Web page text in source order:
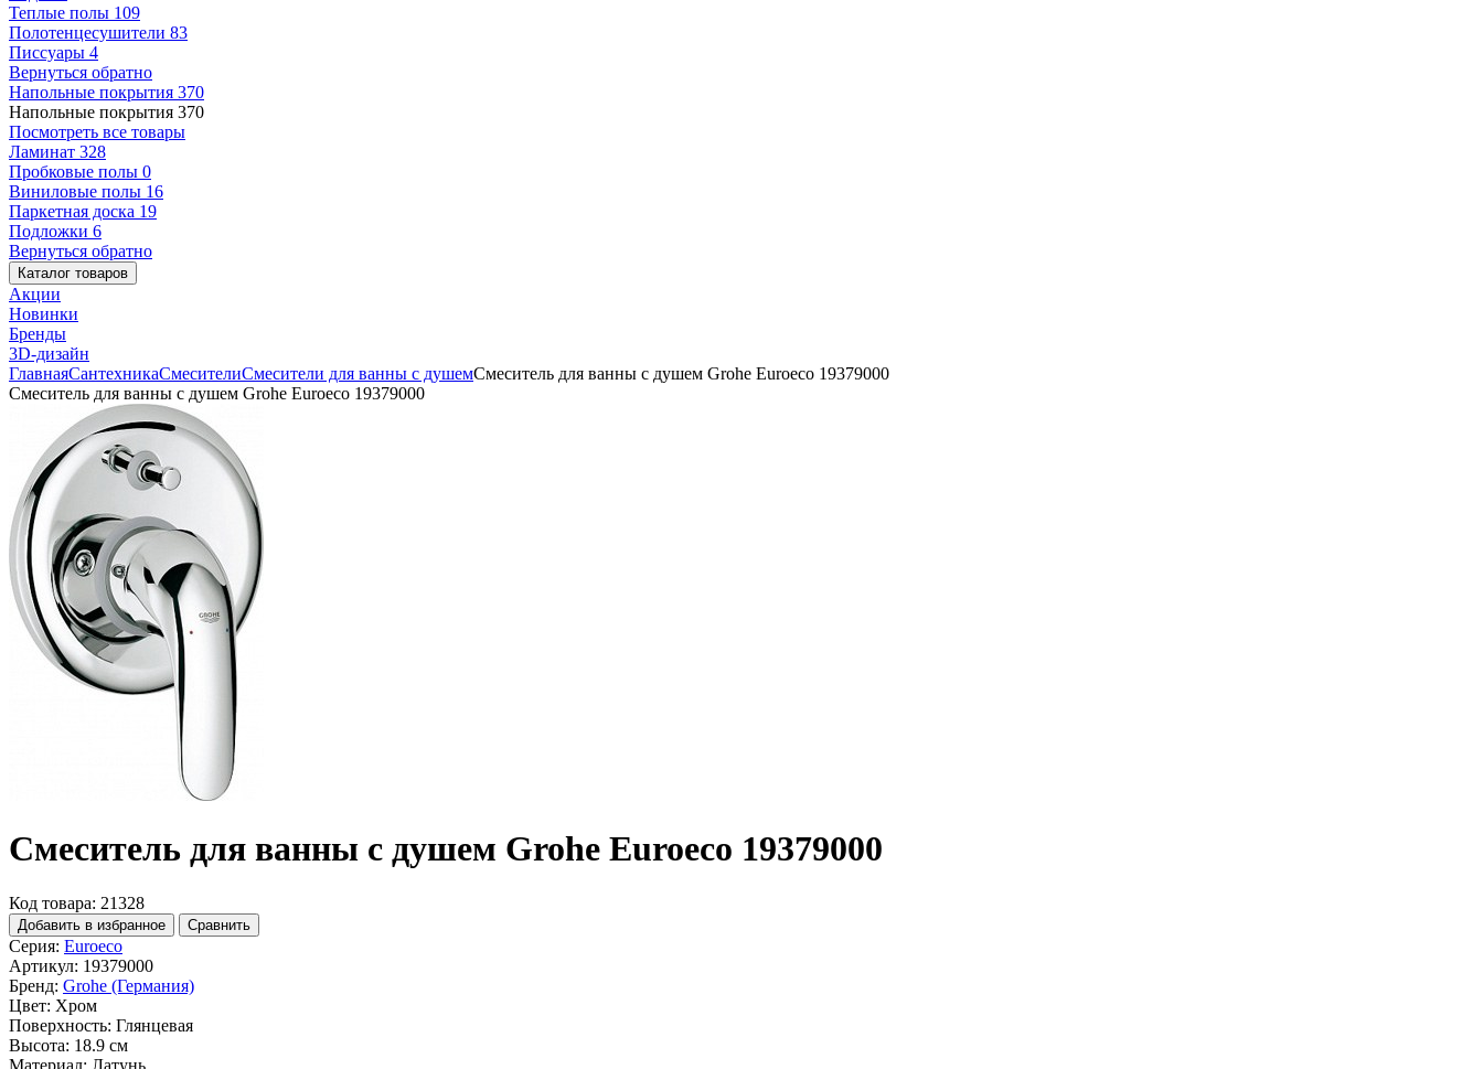
Теплые полы 109
Полотенцесушители 83
Писсуары 4
Вернуться обратно
Напольные покрытия 370
Напольные покрытия 370
Посмотреть все товары
Ламинат 328
Пробковые полы 0
Виниловые полы 16
Паркетная доска 19
Подложки 6
Вернуться обратно
Каталог товаров
Акции
Новинки
Бренды
3D-дизайн
ГлавнаяСантехникаСмесителиСмесители для ванны с душемСмеситель для ванны с душем Grohe Euroeco 19379000
Смеситель для ванны с душем Grohe Euroeco 19379000
Смеситель для ванны с душем Grohe Euroeco 19379000
Код товара: 21328
Добавить в избранное Сравнить
Серия: Euroeco
Артикул: 19379000
Бренд: Grohe (Германия)
Цвет: Хром
Поверхность: Глянцевая
Высота: 18.9 см
Материал: Латунь